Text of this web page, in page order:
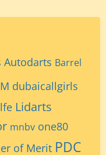
Autodarts Barrel
dubaicallgirls
Lidarts
mnbv one80
of Merit PDC